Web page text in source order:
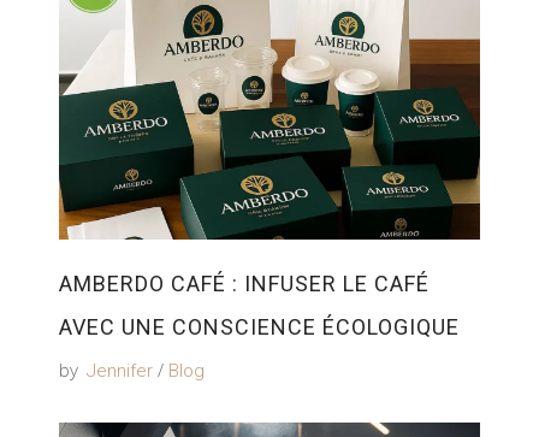
AMBERDO CAFÉ : INFUSER LE CAFÉ
AVEC UNE CONSCIENCE ÉCOLOGIQUE
by Jennifer Blog